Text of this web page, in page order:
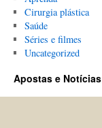
Cirurgia plástica
Saúde
Séries e filmes
Uncategorized
Apostas e Notícias